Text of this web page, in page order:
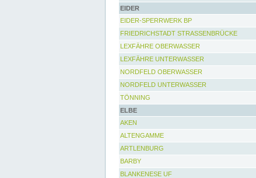
EIDER
EIDER-SPERRWERK BP
FRIEDRICHSTADT STRASSENBRÜCKE
LEXFÄHRE OBERWASSER
LEXFÄHRE UNTERWASSER
NORDFELD OBERWASSER
NORDFELD UNTERWASSER
TÖNNING
ELBE
AKEN
ALTENGAMME
ARTLENBURG
BARBY
BLANKENESE UF